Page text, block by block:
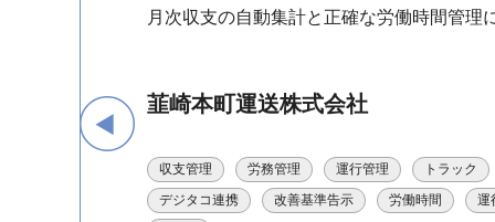
月次収支の自動集計と正確な労働時間管理
韮崎本町運送株式会社
収支管理 労務管理 運行管理
トラック
デジタコ連携
改善基準告示 労働時間
運